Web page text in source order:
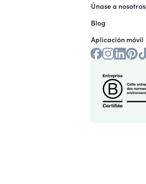
Únase a nosotros
Blog
Aplicación móvil